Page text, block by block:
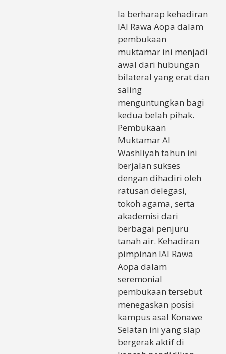
Ia berharap kehadiran
IAI Rawa Aopa dalam
pembukaan
muktamar ini menjadi
awal dari hubungan
bilateral yang erat dan
saling
menguntungkan bagi
kedua belah pihak.
Pembukaan
Muktamar Al
Washliyah tahun ini
berjalan sukses
dengan dihadiri oleh
ratusan delegasi,
tokoh agama, serta
akademisi dari
berbagai penjuru
tanah air. Kehadiran
pimpinan IAI Rawa
Aopa dalam
seremonial
pembukaan tersebut
menegaskan posisi
kampus asal Konawe
Selatan ini yang siap
bergerak aktif di